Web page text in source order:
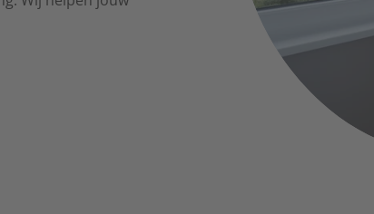
Binnen- en buitenschilderwerk
Tuinontwerp, -aanleg of -onderhoud
Voor
België -